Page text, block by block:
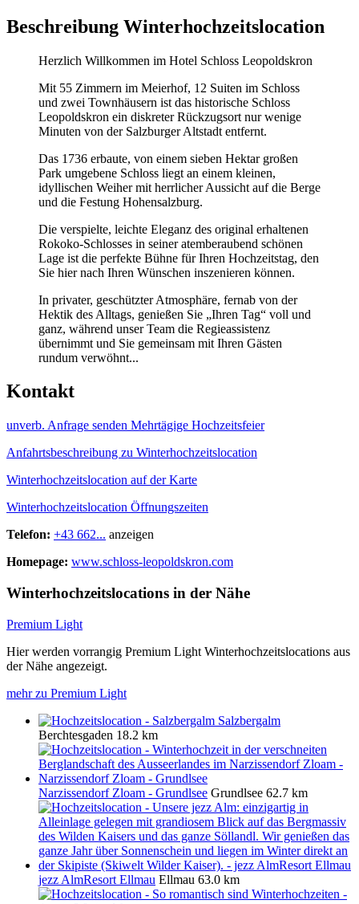
Beschreibung Winterhochzeitslocation
Herzlich Willkommen im Hotel Schloss Leopoldskron
Mit 55 Zimmern im Meierhof, 12 Suiten im Schloss
und zwei Townhäusern ist das historische Schloss
Leopoldskron ein diskreter Rückzugsort nur wenige
Minuten von der Salzburger Altstadt entfernt.
Das 1736 erbaute, von einem sieben Hektar großen
Park umgebene Schloss liegt an einem kleinen,
idyllischen Weiher mit herrlicher Aussicht auf die Berge
und die Festung Hohensalzburg.
Die verspielte, leichte Eleganz des original erhaltenen
Rokoko-Schlosses in seiner atemberaubend schönen
Lage ist die perfekte Bühne für Ihren Hochzeitstag, den
Sie hier nach Ihren Wünschen inszenieren können.
In privater, geschützter Atmosphäre, fernab von der
Hektik des Alltags, genießen Sie „Ihren Tag“ voll und
ganz, während unser Team die Regieassistenz
übernimmt und Sie gemeinsam mit Ihren Gästen
rundum verwöhnt...
Kontakt
unverb. Anfrage senden Mehrtägige Hochzeitsfeier
Anfahrtsbeschreibung zu Winterhochzeitslocation
Winterhochzeitslocation auf der Karte
Winterhochzeitslocation Öffnungszeiten
Telefon: +43 662... anzeigen
Homepage: www.schloss-leopoldskron.com
Winterhochzeitslocations in der Nähe
Premium Light
Hier werden vorrangig Premium Light Winterhochzeitslocations aus
der Nähe angezeigt.
mehr zu Premium Light
Salzbergalm
Berchtesgaden 18.2 km
Narzissendorf Zloam - Grundlsee Grundlsee 62.7 km
jezz AlmResort Ellmau Ellmau 63.0 km